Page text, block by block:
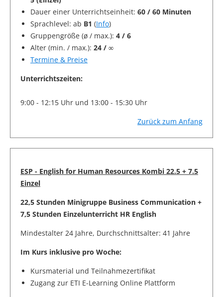
Dauer einer Unterrichtseinheit: 60 / 60 Minuten
Sprachlevel: ab B1 (Info)
Gruppengröße (ø / max.): 4 / 6
Alter (min. / max.): 24 / ∞
Termine & Preise
Unterrichtszeiten:
9:00 - 12:15 Uhr und 13:00 - 15:30 Uhr
Zurück zum Anfang
ESP - English for Human Resources Kombi 22.5 + 7.5
Einzel
22,5 Stunden Minigruppe Business Communication +
7,5 Stunden Einzelunterricht HR English
Mindestalter 24 Jahre, Durchschnittsalter: 41 Jahre
Im Kurs inklusive pro Woche:
Kursmaterial und Teilnahmezertifikat
Zugang zur ETI E-Learning Online Plattform